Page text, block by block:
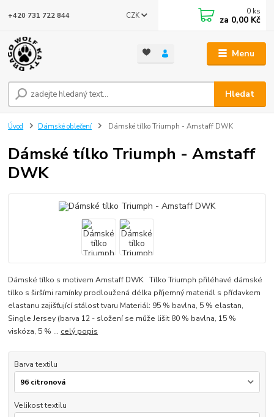
Menu
CZK
Hledat
+420 731 722 844 0 ks
za 0,00 Kč
Úvod Dámské oblečení Dámské tílko Triumph - Amstaff DWK
Dámské tílko Triumph - Amstaff
DWK
Dámské tílko s motivem Amstaff DWK Tílko Triumph přiléhavé dámské
tílko s širšími ramínky prodloužená délka příjemný materiál s přídavkem
elastanu zajišťující stálost tvaru Materiál: 95 % bavlna, 5 % elastan,
Single Jersey (barva 12 - složení se může lišit 80 % bavlna, 15 %
viskóza, 5 % ... celý popis
Barva textilu
Velikost textilu